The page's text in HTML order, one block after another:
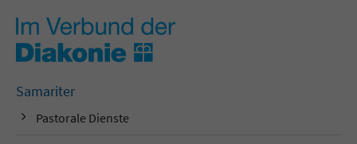
Samariter
Pastorale Dienste